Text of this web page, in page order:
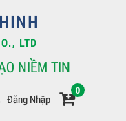
LTD
NIỀM TIN
Đăng Nhập
0